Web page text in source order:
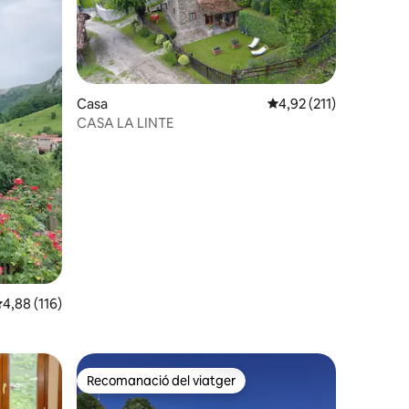
de puntuació mitjana d'un total de 5; 116 avaluacions
4,88 (116)
Casa 4,92 de puntuació
4,92 (211)
CASA LA LINTE
Recomanació del viatger
Recomanació del viatger